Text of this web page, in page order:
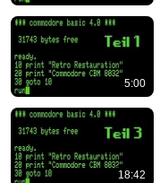
5:00
18:42